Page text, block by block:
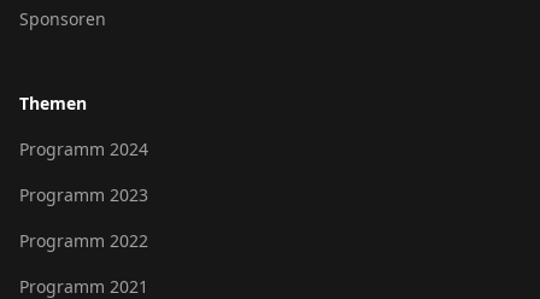
Sponsoren
Themen
Programm 2024
Programm 2023
Programm 2022
Programm 2021